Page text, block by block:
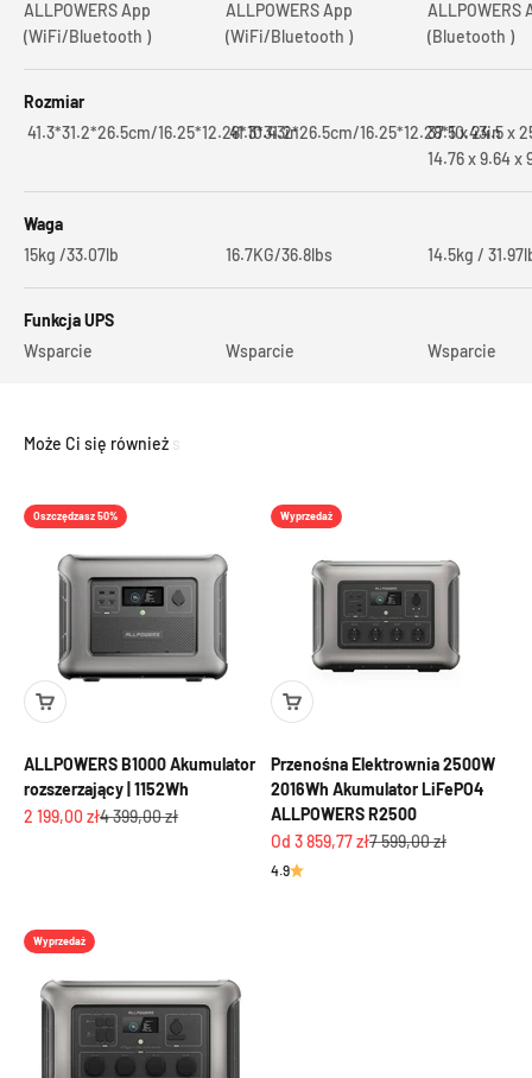
ALLPOWERS App
(WiFi/Bluetooth )
ALLPOWERS App
(WiFi/Bluetooth )
ALLPOWERS
(Bluetooth )
Rozmiar
41.3*31.2*26.5cm/16.25*12.28*10.43in41.3*31.2*26.5cm/16.25*12.28*10.43in
37.5 x 24.5 x
14.76 x 9.64 x
Waga
15kg /33.07lb
16.7KG/36.8lbs 14.5kg /
Funkcja UPS
Wsparcie
Wsparcie Wsparcie
Oszczędzasz 50%
ALLPOWERS B1000 Akumulator
rozszerzający | 1152Wh
Cena promocyjna
2 199,00 złCena regularna
4 399,00 zł
Wyprzedaż
Przenośna Elektrownia 2500W
2016Wh Akumulator LiFePO4
ALLPOWERS R2500
Cena promocyjna
Od 3 859,77 złCena regularna
7 599,00 zł
4.9
Wyprzedaż